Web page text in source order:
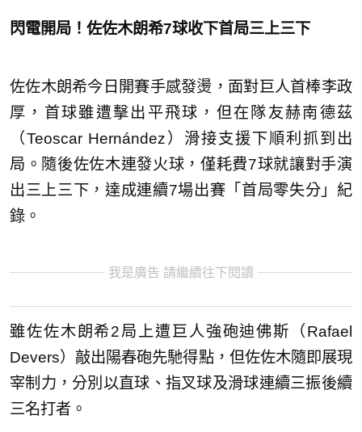
閃電開局！佐佐木朗希7球收下首局三上三下
佐佐木朗希今日開賽手感發燙，面對巨人首棒李政
厚，首球雖遭擊出平飛球，但在隊友赫南德茲
（Teoscar Hernández）滑接支援下順利抓到出
局。隨後佐佐木連發火球，僅耗費7球就讓對手演
出三上三下，達成連續7場出賽「首局零失分」紀
錄。
我是廣告 請繼續往下閱讀
雖佐佐木朗希2局上遭巨人強砲迪佛斯（Rafael
Devers）敲出陽春砲先馳得點，但佐佐木隨即展現
宰制力，分別以直球、指叉球及滑球連續三振後續
三名打者。